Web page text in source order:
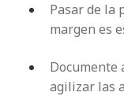
Pasar de la
margen es
Documente
agilizar las